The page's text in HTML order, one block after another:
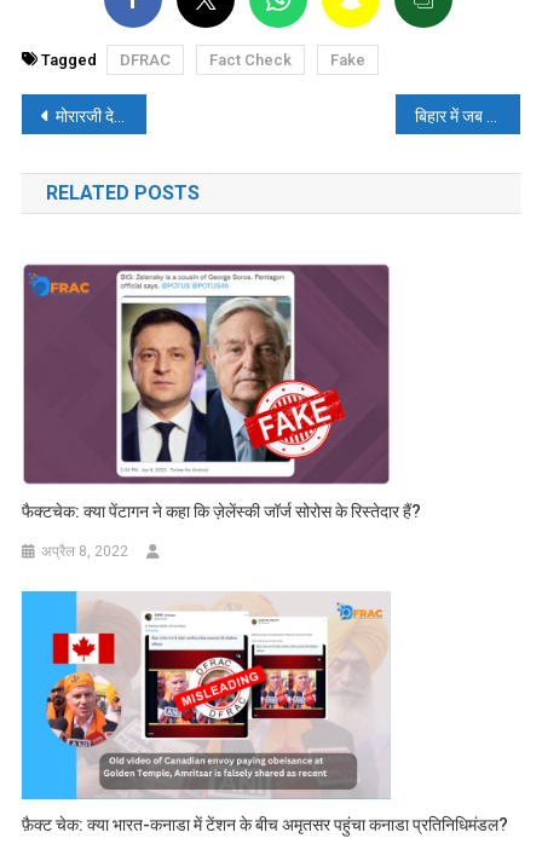
Tagged DFRAC Fact Check Fake
पोस्ट
नेविगेशन
मोरारजी देसाई ने पाकिस्तान से कहा- कश्मीर दे दूंगा, पर सभी मुस्लिमों को भी ले जाओ? पढ़ें- फ़ैक्ट चेक बिहार में जब आडवाणी गिरफ्तार हुए तो फरार हो गए थे नरेंद्र मोदी? पढ़ें- फैक्ट चेक
RELATED POSTS
फैक्टचेक: क्या पेंटागन ने कहा कि ज़ेलेंस्की जॉर्ज सोरोस के रिस्तेदार हैं?
अप्रैल 8, 2022
फ़ैक्ट चेक: क्या भारत-कनाडा में टेंशन के बीच अमृतसर पहुंचा कनाडा प्रतिनिधिमंडल?